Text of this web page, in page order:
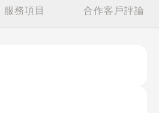
服務項目 合作客戶評論